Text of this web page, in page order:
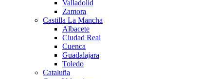
Valladolid
Zamora
Castilla La Mancha
Albacete
Ciudad Real
Cuenca
Guadalajara
Toledo
Cataluña